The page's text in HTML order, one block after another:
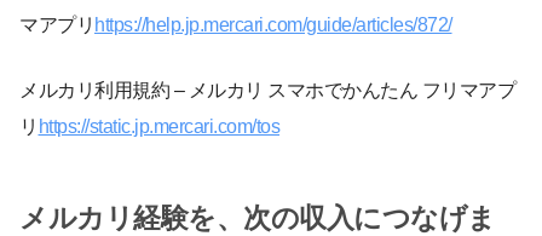
マアプリ https://help.jp.mercari.com/guide/articles/872/
メルカリ利用規約 – メルカリ スマホでかんたん フリマアプ
リ https://static.jp.mercari.com/tos
メルカリ経験を、次の収入につなげま